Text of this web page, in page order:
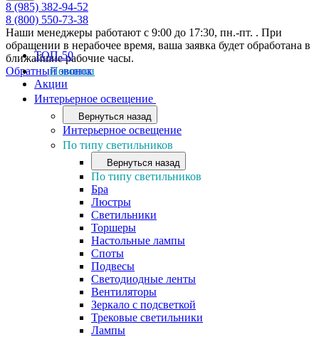
8 (985) 382-94-52
8 (800) 550-73-38
Наши менеджеры работают с 9:00 до 17:30, пн.-пт. . При
обращении в нерабочее время, ваша заявка будет обработана в
ближайшие рабочие часы.
Обратный звонок
ТОП-50
Новинки
Акции
Интерьерное освещение
Вернуться назад
Интерьерное освещение
По типу светильников
Вернуться назад
По типу светильников
Бра
Люстры
Светильники
Торшеры
Настольные лампы
Споты
Подвесы
Светодиодные ленты
Вентиляторы
Зеркало с подсветкой
Трековые светильники
Лампы